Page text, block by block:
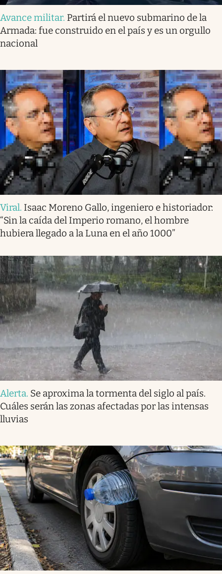
Avance militar. Partirá el nuevo submarino de la
Armada: fue construido en el país y es un orgullo
nacional
Viral. Isaac Moreno Gallo, ingeniero e historiador:
“Sin la caída del Imperio romano, el hombre
hubiera llegado a la Luna en el año 1000”
Alerta. Se aproxima la tormenta del siglo al país.
Cuáles serán las zonas afectadas por las intensas
lluvias